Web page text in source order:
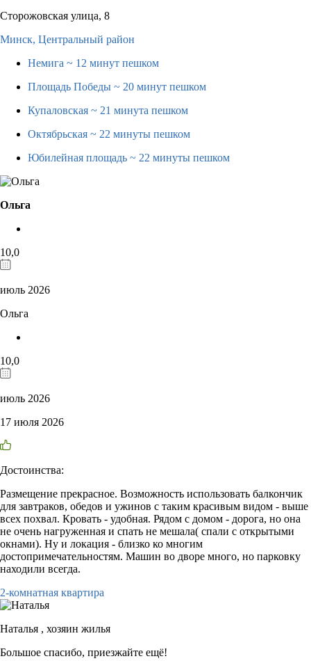
Сторожовская улица, 8
Минск, Центральный район
Немига ~ 12 минут пешком
Площадь Победы ~ 20 минут пешком
Купаловская ~ 21 минута пешком
Октябрьская ~ 22 минуты пешком
Юбилейная площадь ~ 22 минуты пешком
Ольга
10,0
июль 2026
Ольга
10,0
июль 2026
17 июля 2026
Достоинства:
Размещение прекрасное. Возможность использовать балкончик
для завтраков, обедов и ужинов с таким красивым видом - выше
всех похвал. Кровать - удобная. Рядом с домом - дорога, но она
не очень нагруженная и спать не мешала( спали с открытыми
окнами). Ну и локация - близко ко многим
достопримечательностям. Машин во дворе много, но парковку
находили всегда.
2-комнатная квартира
Наталья , хозяин жилья
Большое спасибо, приезжайте ещё!